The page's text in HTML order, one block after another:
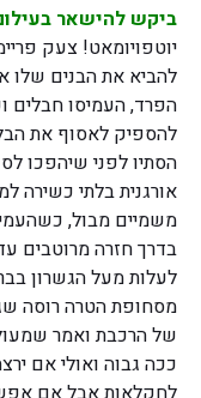
ביקש להישאר
יוטפויומאט! צעק
להביא את הבנים שלו
הפרד, העמיסו חבלים
להספיק לאסוף את
הסתיו לפני שיהפכו
אורגנית בלתי כשירה
משמיים מבול,
בדרך חזרה מרוטבים
לעלות מעל הגשרון
מסחופת הטרה רוסה
של הרכבת ואמר
ככה גבוה ואולי אם